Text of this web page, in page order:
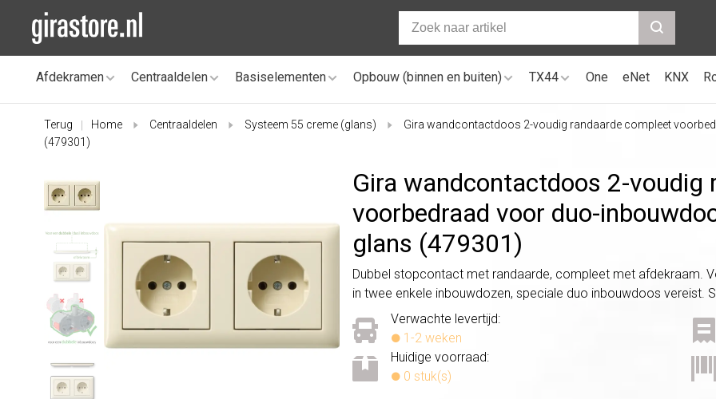
Afdekramen Centraaldelen Basiselementen Opbouw (binnen en buiten) TX44 One eNet KNX
Terug Home Centraaldelen Systeem 55 creme (glans)
Gira wandcontactdoos 2-voudig randaarde compleet
(479301)
Gira wandcontactdoos 2-voudig
voorbedraad voor duo-
glans (479301)
Dubbel stopcontact met randaarde, compleet met afdekraam.
in twee enkele inbouwdozen, speciale duo inbouwdoos vereist.
Verwachte levertijd:
1-2 weken
Huidige voorraad:
0 stuk(s)